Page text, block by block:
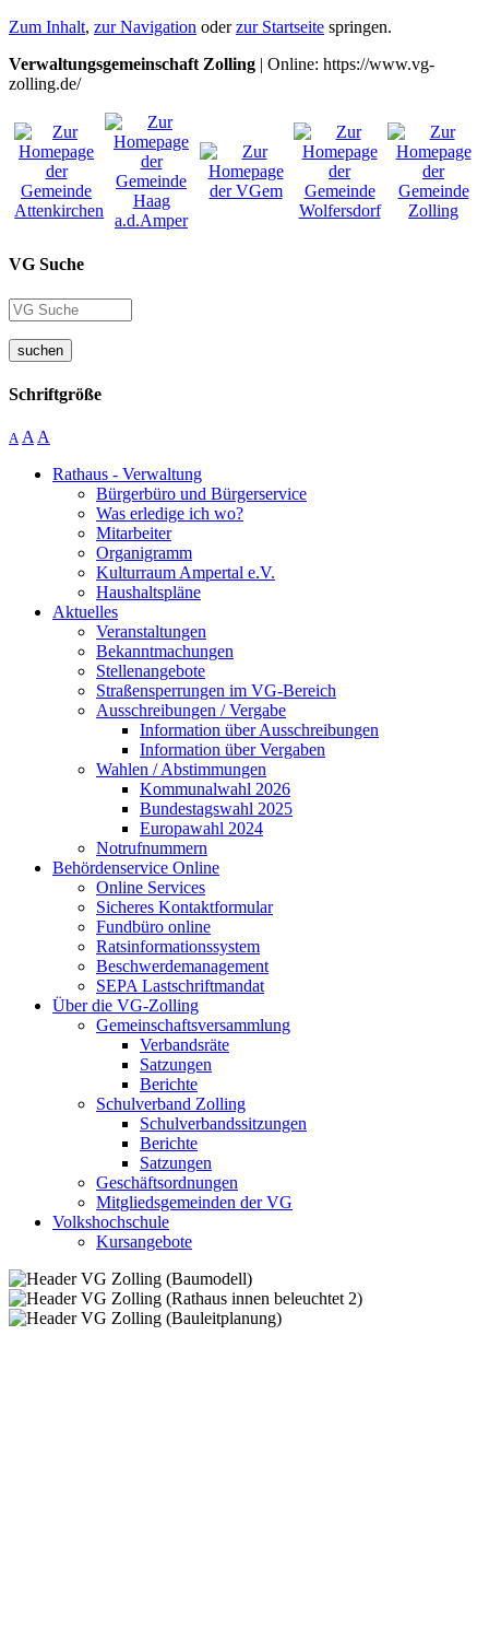
Zum Inhalt, zur Navigation oderzur Startseite springen.
Verwaltungsgemeinschaft Zolling | Online: https://www.vg-
zolling.de/
VG Suche
suchen
Schriftgröße
A A A
Rathaus - Verwaltung
Bürgerbüro und Bürgerservice
Was erledige ich wo?
Mitarbeiter
Organigramm
Kulturraum Ampertal e.V.
Haushaltspläne
Aktuelles
Veranstaltungen
Bekanntmachungen
Stellenangebote
Straßensperrungen im VG-Bereich
Ausschreibungen / Vergabe
Information über Ausschreibungen
Information über Vergaben
Wahlen / Abstimmungen
Kommunalwahl 2026
Bundestagswahl 2025
Europawahl 2024
Notrufnummern
Behördenservice Online
Online Services
Sicheres Kontaktformular
Fundbüro online
Ratsinformationssystem
Beschwerdemanagement
SEPA Lastschriftmandat
Über die VG-Zolling
Gemeinschaftsversammlung
Verbandsräte
Satzungen
Berichte
Schulverband Zolling
Schulverbandssitzungen
Berichte
Satzungen
Geschäftsordnungen
Mitgliedsgemeinden der VG
Volkshochschule
Kursangebote